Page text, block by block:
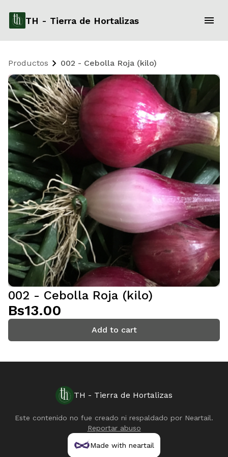
TH - Tierra de Hortalizas
Productos 002 - Cebolla Roja (kilo)
002 - Cebolla Roja (kilo)
Bs13.00
Add to cart
TH - Tierra de Hortalizas
Este contenido no fue creado ni respaldado por Neartail.
Reportar abuso
Made with neartail